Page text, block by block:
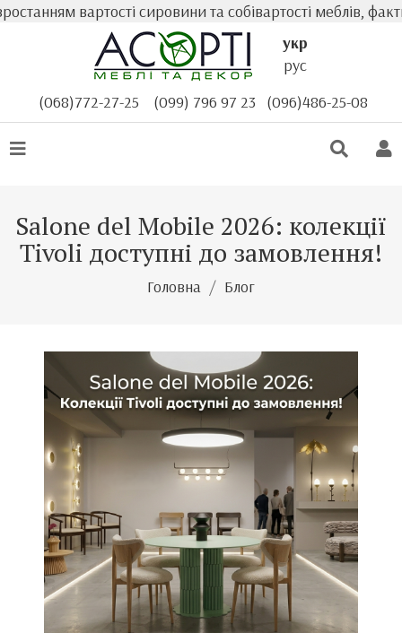
вартості сировини та собівартості меблів,
укр
рус
(068)772-27-25
(099) 796 97 23 (096)486-25-08
Salone del Mobile 2026: колекції
Tivoli доступні до замовлення!
Головна Блог